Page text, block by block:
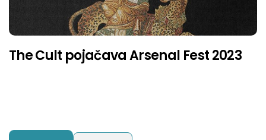
The Cult pojačava Arsenal Fest 2023